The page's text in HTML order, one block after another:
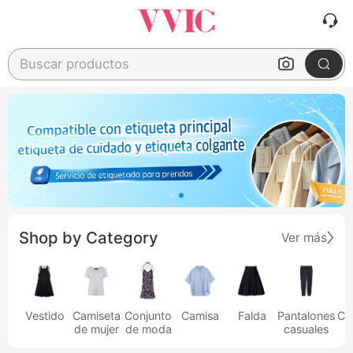
Buscar productos
Shop by Category Ver más
Vestido
Camiseta
de mujer
Conjunto
de moda
Camisa Falda
Pantalones
casuales